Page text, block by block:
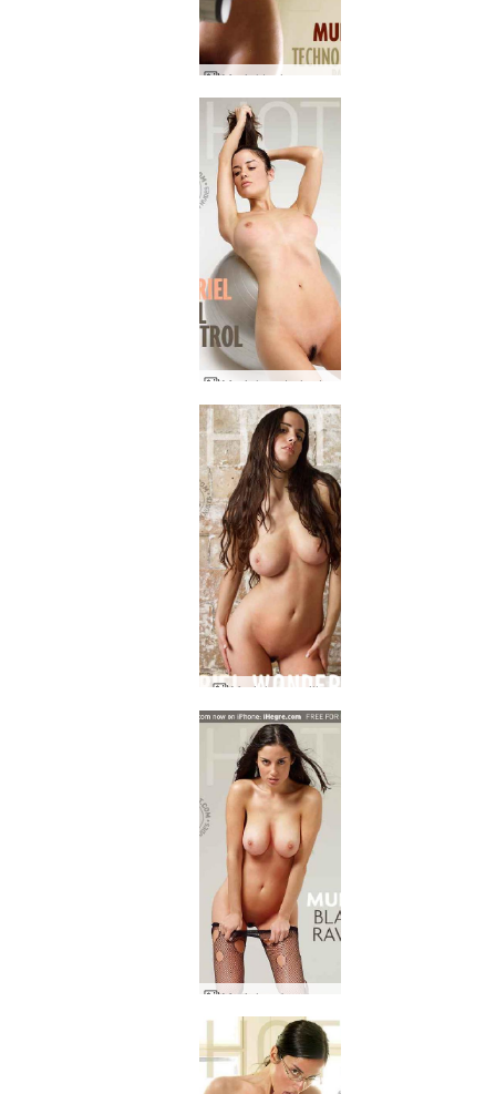
Muriel techno gym part 2
Muriel controle de la balle
Muriel merveille